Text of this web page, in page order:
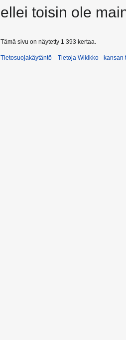
ellei toisin ole
Tämä sivu on näytetty 1 393 kertaa.
Tietosuojakäytäntö Tietoja Wikikko - kansan